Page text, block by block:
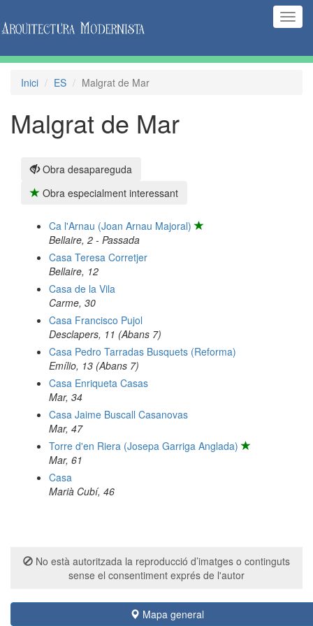
Inici ES Malgrat de Mar
Malgrat de Mar
Obra desapareguda
Obra especialment interessant
Ca l'Arnau (Joan Arnau Majoral)
Bellaire, 2 - Passada
Casa Teresa Corretjer
Bellaire, 12
Casa de la Vila
Carme, 30
Casa Francisco Pujol
Desclapers, 11 (Abans 7)
Casa Pedro Tarradas Busquets (Reforma)
Emílio, 13 (Abans 7)
Casa Enriqueta Casas
Mar, 34
Casa Jaime Buscall Casanovas
Mar, 47
Torre d'en Riera (Josepa Garriga Anglada)
Mar, 61
Casa
Marià Cubí, 46
Mapa general
No està autoritzada la reproducció d’imatges o continguts
sense el consentiment exprés de l'autor